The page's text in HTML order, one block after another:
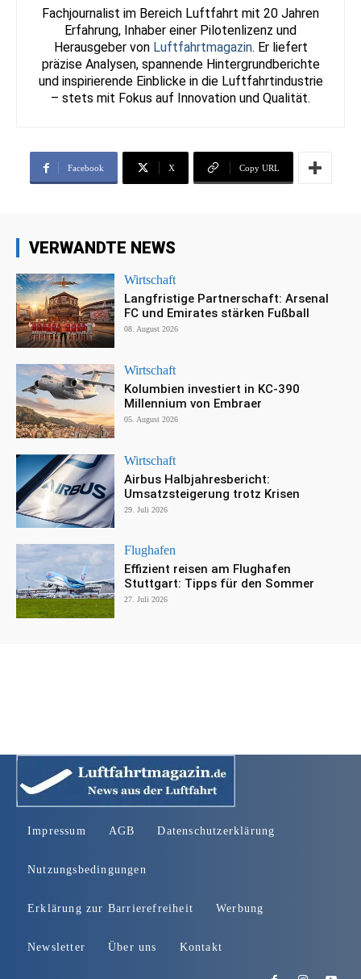
Fachjournalist im Bereich Luftfahrt mit 20 Jahren
Erfahrung, Inhaber einer Pilotenlizenz und
Herausgeber von Luftfahrtmagazin. Er liefert
präzise Analysen, spannende Hintergrundberichte
und inspirierende Einblicke in die Luftfahrtindustrie
– stets mit Fokus auf Innovation und Qualität.
Facebook X Copy URL
VERWANDTE NEWS
Wirtschaft
Langfristige Partnerschaft: Arsenal
FC und Emirates stärken Fußball
08. August 2026
Wirtschaft
Kolumbien investiert in KC-390
Millennium von Embraer
05. August 2026
Wirtschaft
Airbus Halbjahresbericht:
Umsatzsteigerung trotz Krisen
29. Juli 2026
Flughafen
Effizient reisen am Flughafen
Stuttgart: Tipps für den Sommer
27. Juli 2026
Impressum AGB Datenschutzerklärung
Nutzungsbedingungen
Erklärung zur Barrierefreiheit Werbung
Newsletter Über uns Kontakt